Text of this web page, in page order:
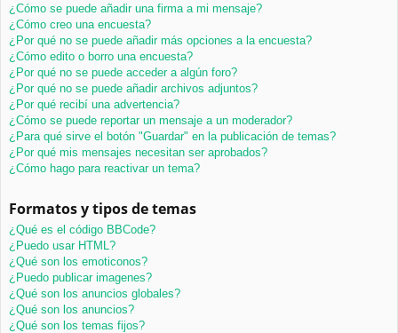
¿Cómo se puede añadir una firma a mi mensaje?
¿Cómo creo una encuesta?
¿Por qué no se puede añadir más opciones a la encuesta?
¿Cómo edito o borro una encuesta?
¿Por qué no se puede acceder a algún foro?
¿Por qué no se puede añadir archivos adjuntos?
¿Por qué recibí una advertencia?
¿Cómo se puede reportar un mensaje a un moderador?
¿Para qué sirve el botón "Guardar" en la publicación de temas?
¿Por qué mis mensajes necesitan ser aprobados?
¿Cómo hago para reactivar un tema?
Formatos y tipos de temas
¿Qué es el código BBCode?
¿Puedo usar HTML?
¿Qué son los emoticonos?
¿Puedo publicar imagenes?
¿Qué son los anuncios globales?
¿Qué son los anuncios?
¿Qué son los temas fijos?